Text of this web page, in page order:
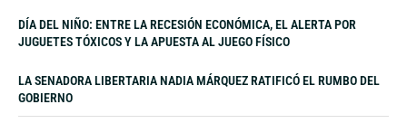
DÍA DEL NIÑO: ENTRE LA RECESIÓN ECONÓMICA, EL ALERTA POR
JUGUETES TÓXICOS Y LA APUESTA AL JUEGO FÍSICO
LA SENADORA LIBERTARIA NADIA MÁRQUEZ RATIFICÓ EL RUMBO DEL
GOBIERNO